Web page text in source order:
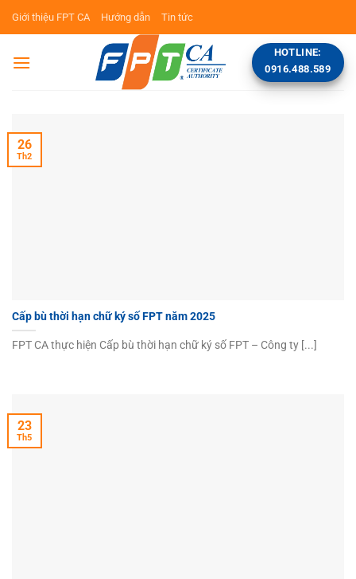
Bỏ
dung
Giới thiệu FPT CA Hướng dẫn Tin tức
HOTLINE:
0916.488.589
Cấp bù thời hạn chữ ký số FPT năm 2025
FPT CA thực hiện Cấp bù thời hạn chữ ký số FPT – Công ty [...]
26
Th2
23
Th5